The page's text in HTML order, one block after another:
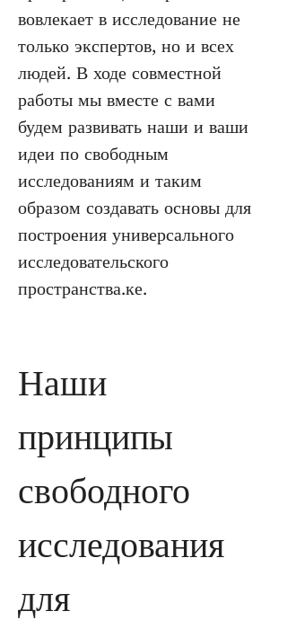
вовлекает в исследование не
только экспертов, но и всех
людей. В ходе совместной
работы мы вместе с вами
будем развивать наши и ваши
идеи по свободным
исследованиям и таким
образом создавать основы для
построения универсального
исследовательского
пространства.ке.
Наши
принципы
свободного
исследования
для